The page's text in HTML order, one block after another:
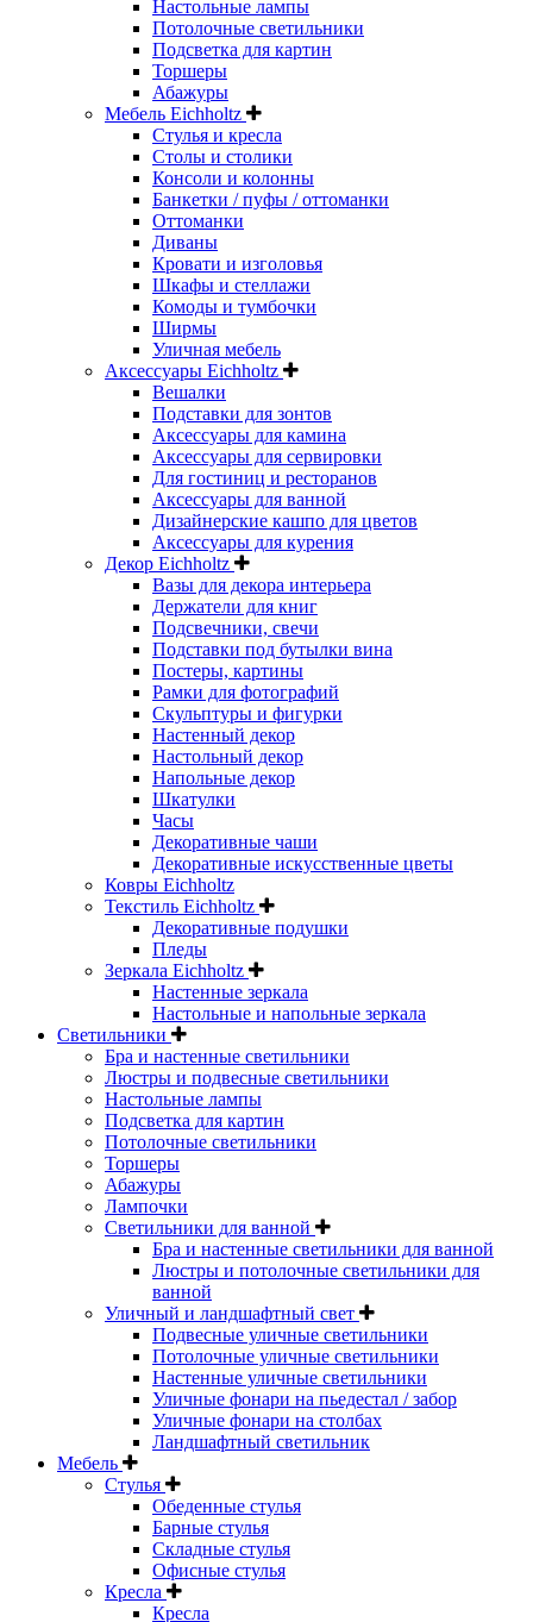
Настольные лампы
Потолочные светильники
Подсветка для картин
Торшеры
Абажуры
Мебель Eichholtz
Стулья и кресла
Столы и столики
Консоли и колонны
Банкетки / пуфы / оттоманки
Оттоманки
Диваны
Кровати и изголовья
Шкафы и стеллажи
Комоды и тумбочки
Ширмы
Уличная мебель
Аксессуары Eichholtz
Вешалки
Подставки для зонтов
Аксессуары для камина
Аксессуары для сервировки
Для гостиниц и ресторанов
Аксессуары для ванной
Дизайнерские кашпо для цветов
Аксессуары для курения
Декор Eichholtz
Вазы для декора интерьера
Держатели для книг
Подсвечники, свечи
Подставки под бутылки вина
Постеры, картины
Рамки для фотографий
Скульптуры и фигурки
Настенный декор
Настольный декор
Напольные декор
Шкатулки
Часы
Декоративные чаши
Декоративные искусственные цветы
Ковры Eichholtz
Текстиль Eichholtz
Декоративные подушки
Пледы
Зеркала Eichholtz
Настенные зеркала
Настольные и напольные зеркала
Светильники
Бра и настенные светильники
Люстры и подвесные светильники
Настольные лампы
Подсветка для картин
Потолочные светильники
Торшеры
Абажуры
Лампочки
Светильники для ванной
Бра и настенные светильники для ванной
Люстры и потолочные светильники для
ванной
Уличный и ландшафтный свет
Подвесные уличные светильники
Потолочные уличные светильники
Настенные уличные светильники
Уличные фонари на пьедестал / забор
Уличные фонари на столбах
Ландшафтный светильник
Мебель
Стулья
Обеденные стулья
Барные стулья
Складные стулья
Офисные стулья
Кресла
Кресла